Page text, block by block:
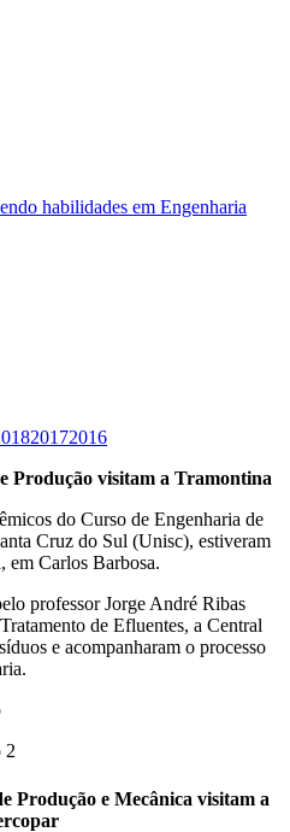
habilidades em Engenharia
20172016
Produção visitam a Tramontina
do Curso de Engenharia de
Cruz do Sul (Unisc), estiveram
em Carlos Barbosa.
professor Jorge André Ribas
de Efluentes, a Central
e acompanharam o processo
Produção e Mecânica visitam a